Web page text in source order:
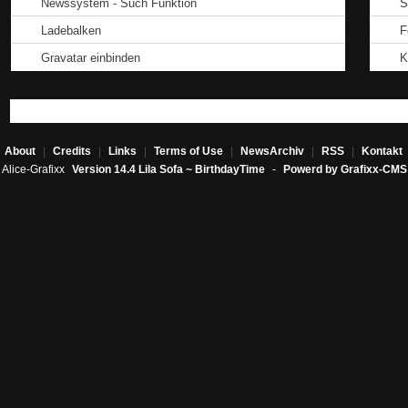
Newssystem - Such Funktion
Ladebalken
Gravatar einbinden
About Credits Links Terms of Use NewsArchiv RSS Kontakt
Alice-Grafixx Version 14.4 Lila Sofa ~ BirthdayTime - Powerd by Grafixx-CMS